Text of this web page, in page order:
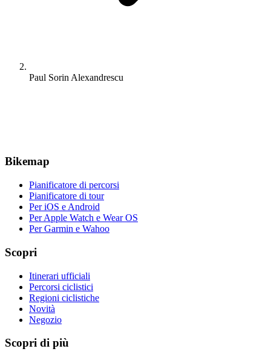
Paul Sorin Alexandrescu
Bikemap
Pianificatore di percorsi
Pianificatore di tour
Per iOS e Android
Per Apple Watch e Wear OS
Per Garmin e Wahoo
Scopri
Itinerari ufficiali
Percorsi ciclistici
Regioni ciclistiche
Novità
Negozio
Scopri di più